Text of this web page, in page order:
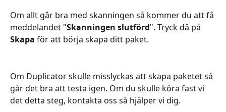
Om allt går bra med skanningen så kommer du att få
meddelandet "Skanningen slutförd". Tryck då på
Skapa för att börja skapa ditt paket.
Om Duplicator skulle misslyckas att skapa paketet så
går det bra att testa igen. Om du skulle köra fast vi
det detta steg, kontakta oss så hjälper vi dig.